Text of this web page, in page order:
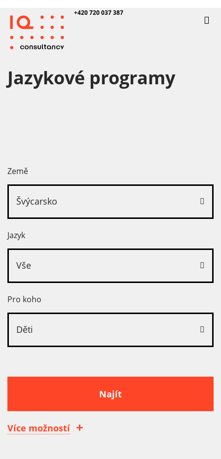
+420 720 037 387
Jazykové programy
Země
Švýcarsko
Jazyk
Vše
Pro koho
Děti
Najít
Více možností